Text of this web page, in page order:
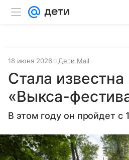
18 июня 2026 Дети Mail
Стала
«Выкса-
В этом году он пройдет с